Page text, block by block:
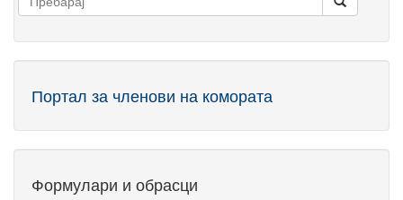
Портал за членови на комората
Формулари и обрасци